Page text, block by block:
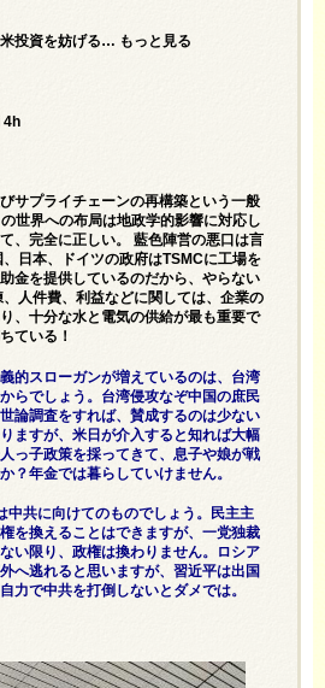
米投資を妨げる… もっと見る
4h
サプライチェーンの再構築という一般
世界への布局は地政学的影響に対応し
、完全に正しい。 藍色陣営の悪口は言
日本、ドイツの政府はTSMCに工場を
金を提供しているのだから、やらない
人件費、利益などに関しては、企業の
、十分な水と電気の供給が最も重要で
ている！
的スローガンが増えているのは、台湾
らでしょう。台湾侵攻なぞ中国の庶民
論調査をすれば、賛成するのは少ない
ますが、米日が介入すると知れば大幅
っ子政策を採ってきて、息子や娘が戦
？年金では暮らしていけません。
中共に向けてのものでしょう。民主主
を換えることはできますが、一党独裁
い限り、政権は換わりません。ロシア
へ逃れると思いますが、習近平は出国
力で中共を打倒しないとダメでは。